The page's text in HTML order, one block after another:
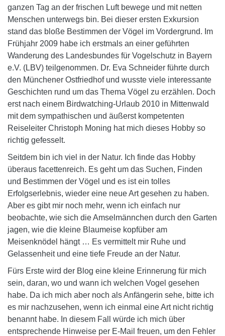
ganzen Tag an der frischen Luft bewege und mit netten
Menschen unterwegs bin. Bei dieser ersten Exkursion
stand das bloße Bestimmen der Vögel im Vordergrund. Im
Frühjahr 2009 habe ich erstmals an einer geführten
Wanderung des Landesbundes für Vogelschutz in Bayern
e.V. (LBV) teilgenommen. Dr. Eva Schneider führte durch
den Münchener Ostfriedhof und wusste viele interessante
Geschichten rund um das Thema Vögel zu erzählen. Doch
erst nach einem Birdwatching-Urlaub 2010 in Mittenwald
mit dem sympathischen und äußerst kompetenten
Reiseleiter Christoph Moning hat mich dieses Hobby so
richtig gefesselt.
Seitdem bin ich viel in der Natur. Ich finde das Hobby
überaus facettenreich. Es geht um das Suchen, Finden
und Bestimmen der Vögel und es ist ein tolles
Erfolgserlebnis, wieder eine neue Art gesehen zu haben.
Aber es gibt mir noch mehr, wenn ich einfach nur
beobachte, wie sich die Amselmännchen durch den Garten
jagen, wie die kleine Blaumeise kopfüber am
Meisenknödel hängt … Es vermittelt mir Ruhe und
Gelassenheit und eine tiefe Freude an der Natur.
Fürs Erste wird der Blog eine kleine Erinnerung für mich
sein, daran, wo und wann ich welchen Vogel gesehen
habe. Da ich mich aber noch als Anfängerin sehe, bitte ich
es mir nachzusehen, wenn ich einmal eine Art nicht richtig
benannt habe. In diesem Fall würde ich mich über
entsprechende Hinweise per E-Mail freuen, um den Fehler